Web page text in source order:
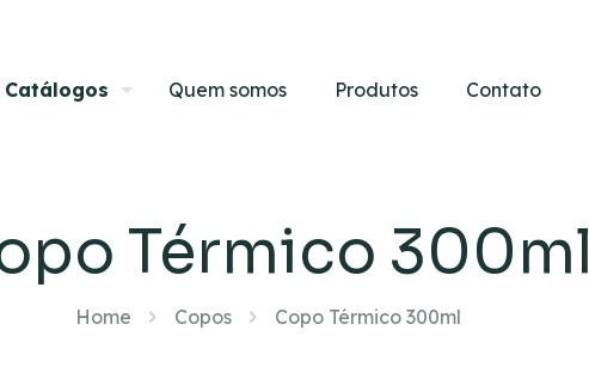
Catálogos Quem somos Produtos Contato
Térmico 300ml
Home Copos Copo Térmico 300ml